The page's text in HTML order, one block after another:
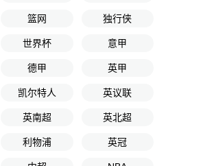
篮网 独行侠
世界杯 意甲
德甲 英甲
凯尔特人 英议联
英南超 英北超
利物浦 英冠